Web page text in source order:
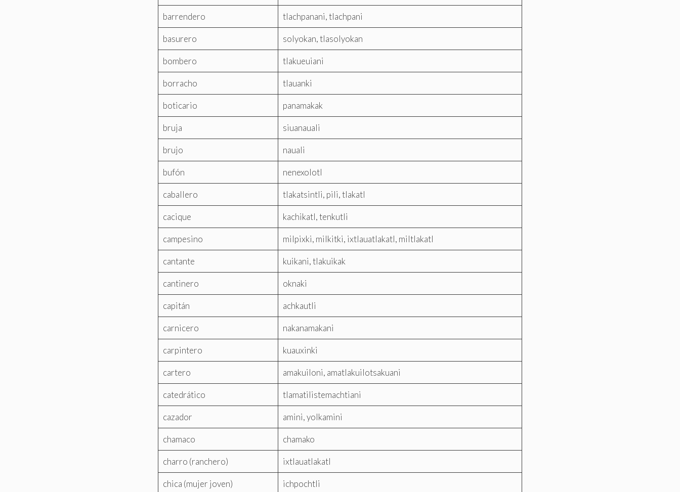
barrendero tlachpanani, tlachpani
basurero solyokan, tlasolyokan
bombero tlakueuiani
borracho tlauanki
boticario panamakak
bruja siuanauali
brujo nauali
bufón nenexolotl
caballero tlakatsintli, pili, tlakatl
cacique kachikatl, tenkutli
campesino milpixki, milkitki, ixtlauatlakatl, miltlakatl
cantante kuikani, tlakuikak
cantinero oknaki
capitán achkautli
carnicero nakanamakani
carpintero kuauxinki
cartero amakuiloni, amatlakuilotsakuani
catedrático tlamatilistemachtiani
cazador amini, yolkamini
chamaco chamako
charro (ranchero) ixtlauatlakatl
chica (mujer joven) ichpochtli